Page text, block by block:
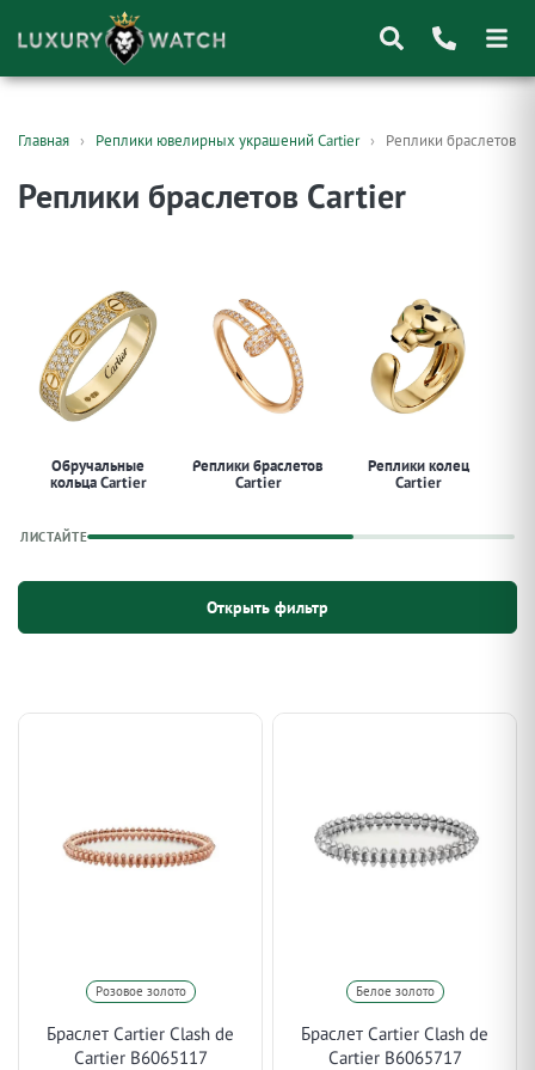
товаров
Главная Реплики ювелирных украшений Cartier Реплики браслетов
Реплики браслетов Cartier
Обручальные
кольца Cartier
Реплики браслетов
Cartier
Реплики колец
Cartier
ЛИСТАЙТЕ
Открыть фильтр
Розовое золото
Браслет Cartier Clash de
Cartier B6065117
Белое золото
Браслет Cartier Clash de
Cartier B6065717